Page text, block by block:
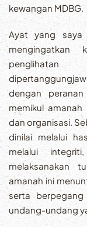
kewangan MDBG.
Ayat yang saya
mengingatkan
dengan
memikul
dan organisasi.
dinilai melalui
melalui
melaksanakan
amanah ini
serta
undang-undang